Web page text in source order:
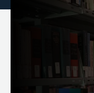
Título a
favorable
Ministerial N°